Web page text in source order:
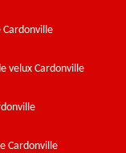
velux Cardonville
Cardonville